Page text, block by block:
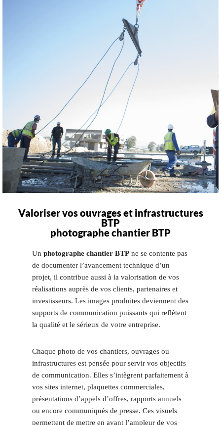
Valoriser vos ouvrages et infrastructures
BTP
photographe chantier BTP
Un photographe chantier BTP ne se contente pas
de documenter l’avancement technique d’un
projet, il contribue aussi à la valorisation de vos
réalisations auprès de vos clients, partenaires et
investisseurs. Les images produites deviennent des
supports de communication puissants qui reflètent
la qualité et le sérieux de votre entreprise.
Chaque photo de vos chantiers, ouvrages ou
infrastructures est pensée pour servir vos objectifs
de communication. Elles s’intègrent parfaitement à
vos sites internet, plaquettes commerciales,
présentations d’appels d’offres, rapports annuels
ou encore communiqués de presse. Ces visuels
permettent de mettre en avant l’ampleur de vos